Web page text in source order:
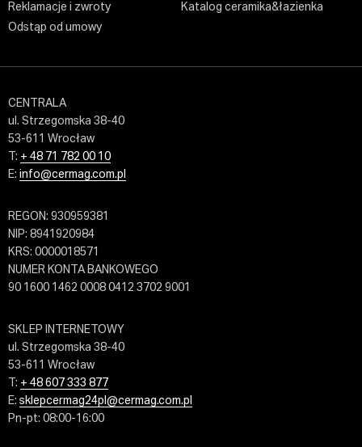
Reklamacje i zwroty
Odstąp od umowy
Katalog ceramika&łazienka
CENTRALA
ul. Strzegomska 38-40
53-611 Wrocław
T: + 48 71 782 00 10
E: info@cermag.com.pl
REGON: 930959381
NIP: 8941920984
KRS: 0000018571
NUMER KONTA BANKOWEGO
90 1600 1462 0008 0412 3702 9001
SKLEP INTERNETOWY
ul. Strzegomska 38-40
53-611 Wrocław
T: + 48 607 333 877
E: sklepcermag24pl@cermag.com.pl
Pn-pt: 08:00-16:00